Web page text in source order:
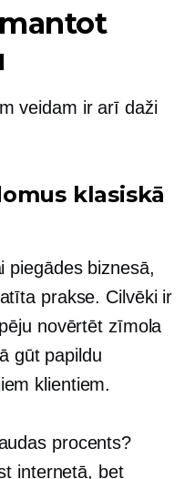
veidam ir arī daži
klasiskā
piegādes biznesā,
prakse. Cilvēki ir
novērtēt zīmola
gūt papildu
klientiem.
procents?
internetā, bet